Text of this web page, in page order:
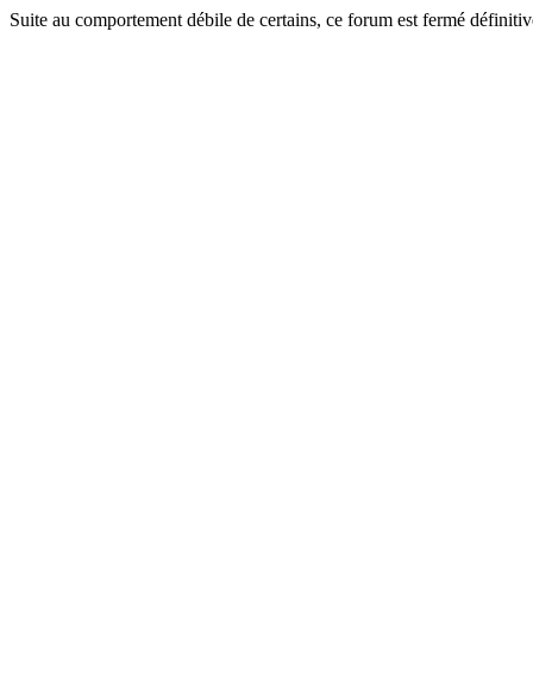
Suite au comportement débile de certains, ce forum est fermé